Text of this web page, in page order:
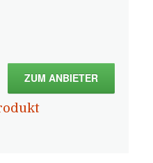
ZUM ANBIETER